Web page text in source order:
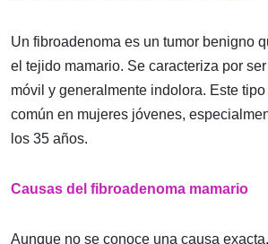
Un fibroadenoma es un tumor benigno
el tejido mamario. Se caracteriza por
móvil y generalmente indolora. Este
común en mujeres jóvenes,
los 35 años.
Causas del fibroadenoma mamario
Aunque no se conoce una causa